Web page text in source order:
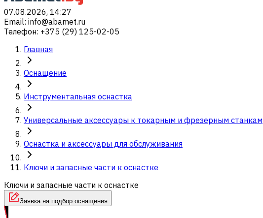
07.08.2026, 14:27
Email: info@abamet.ru
Телефон: +375 (29) 125-02-05
Главная
Оснащение
Инструментальная оснастка
Универсальные аксессуары к токарным и фрезерным станкам
Оснастка и аксессуары для обслуживания
Ключи и запасные части к оснастке
Ключи и запасные части к оснастке
Заявка на подбор оснащения